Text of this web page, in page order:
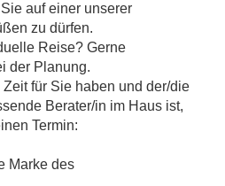
auf einer unserer
zu dürfen.
Reise? Gerne
der Planung.
für Sie haben und der/die
Berater/in im Haus ist,
Termin:
Marke des